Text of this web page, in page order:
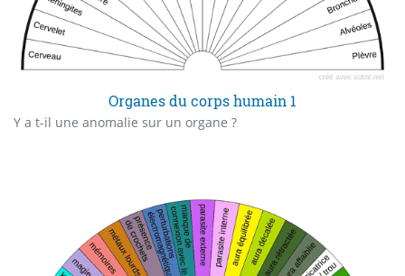
Organes du corps humain 1
Y a t-il une anomalie sur un organe ?